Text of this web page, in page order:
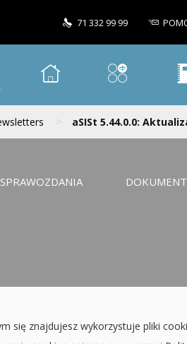
71 332 99 99
> aSISt 5.44.0.0:
się znajdujesz wykorzystuje pliki